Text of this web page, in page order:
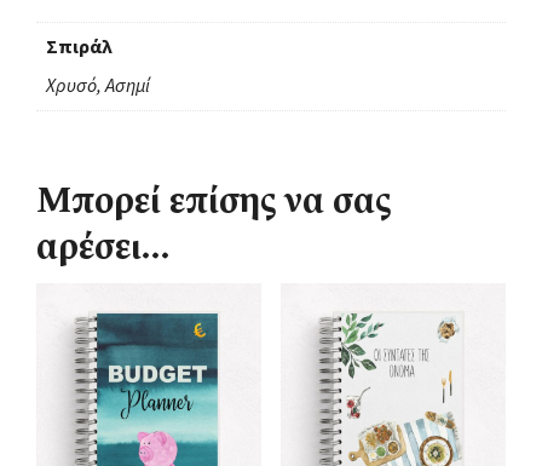
Σπιράλ
Χρυσό, Ασημί
Μπορεί επίσης να σας
αρέσει…